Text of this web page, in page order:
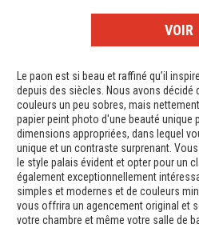
VOIR
Le paon est si beau et raffiné qu’il
depuis des siècles. Nous avons décidé
couleurs un peu sobres, mais
papier peint photo d'une beauté unique
dimensions appropriées, dans lequel
unique et un contraste surprenant.
le style palais évident et opter pour un
également exceptionnellement
simples et modernes et de couleurs
vous offrira un agencement original et
votre chambre et même votre salle de